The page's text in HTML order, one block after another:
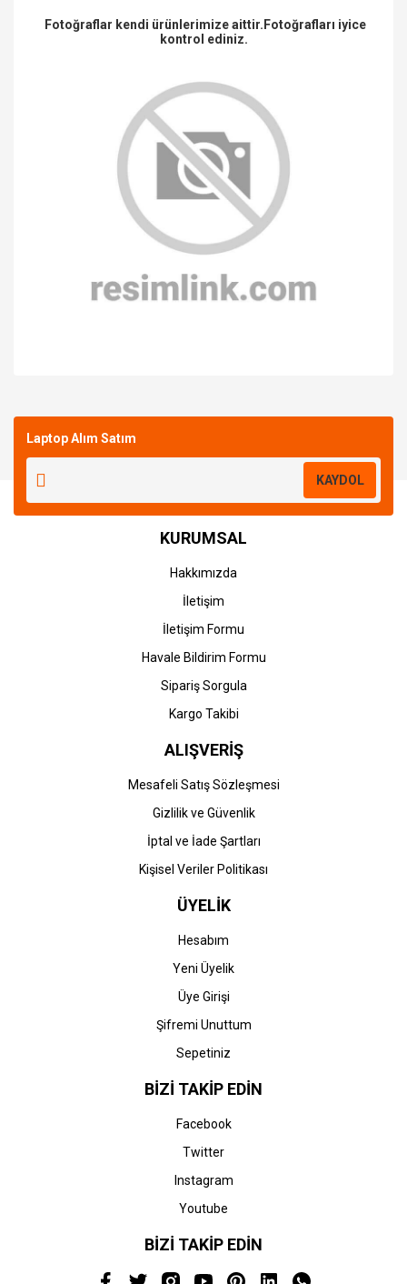
Fotoğraflar kendi ürünlerimize aittir.Fotoğrafları iyice
kontrol ediniz.
Laptop Alım Satım
KAYDOL
KURUMSAL
Hakkımızda
İletişim
İletişim Formu
Havale Bildirim Formu
Sipariş Sorgula
Kargo Takibi
ALIŞVERİŞ
Mesafeli Satış Sözleşmesi
Gizlilik ve Güvenlik
İptal ve İade Şartları
Kişisel Veriler Politikası
ÜYELİK
Hesabım
Yeni Üyelik
Üye Girişi
Şifremi Unuttum
Sepetiniz
BİZİ TAKİP EDİN
Facebook
Twitter
Instagram
Youtube
BİZİ TAKİP EDİN